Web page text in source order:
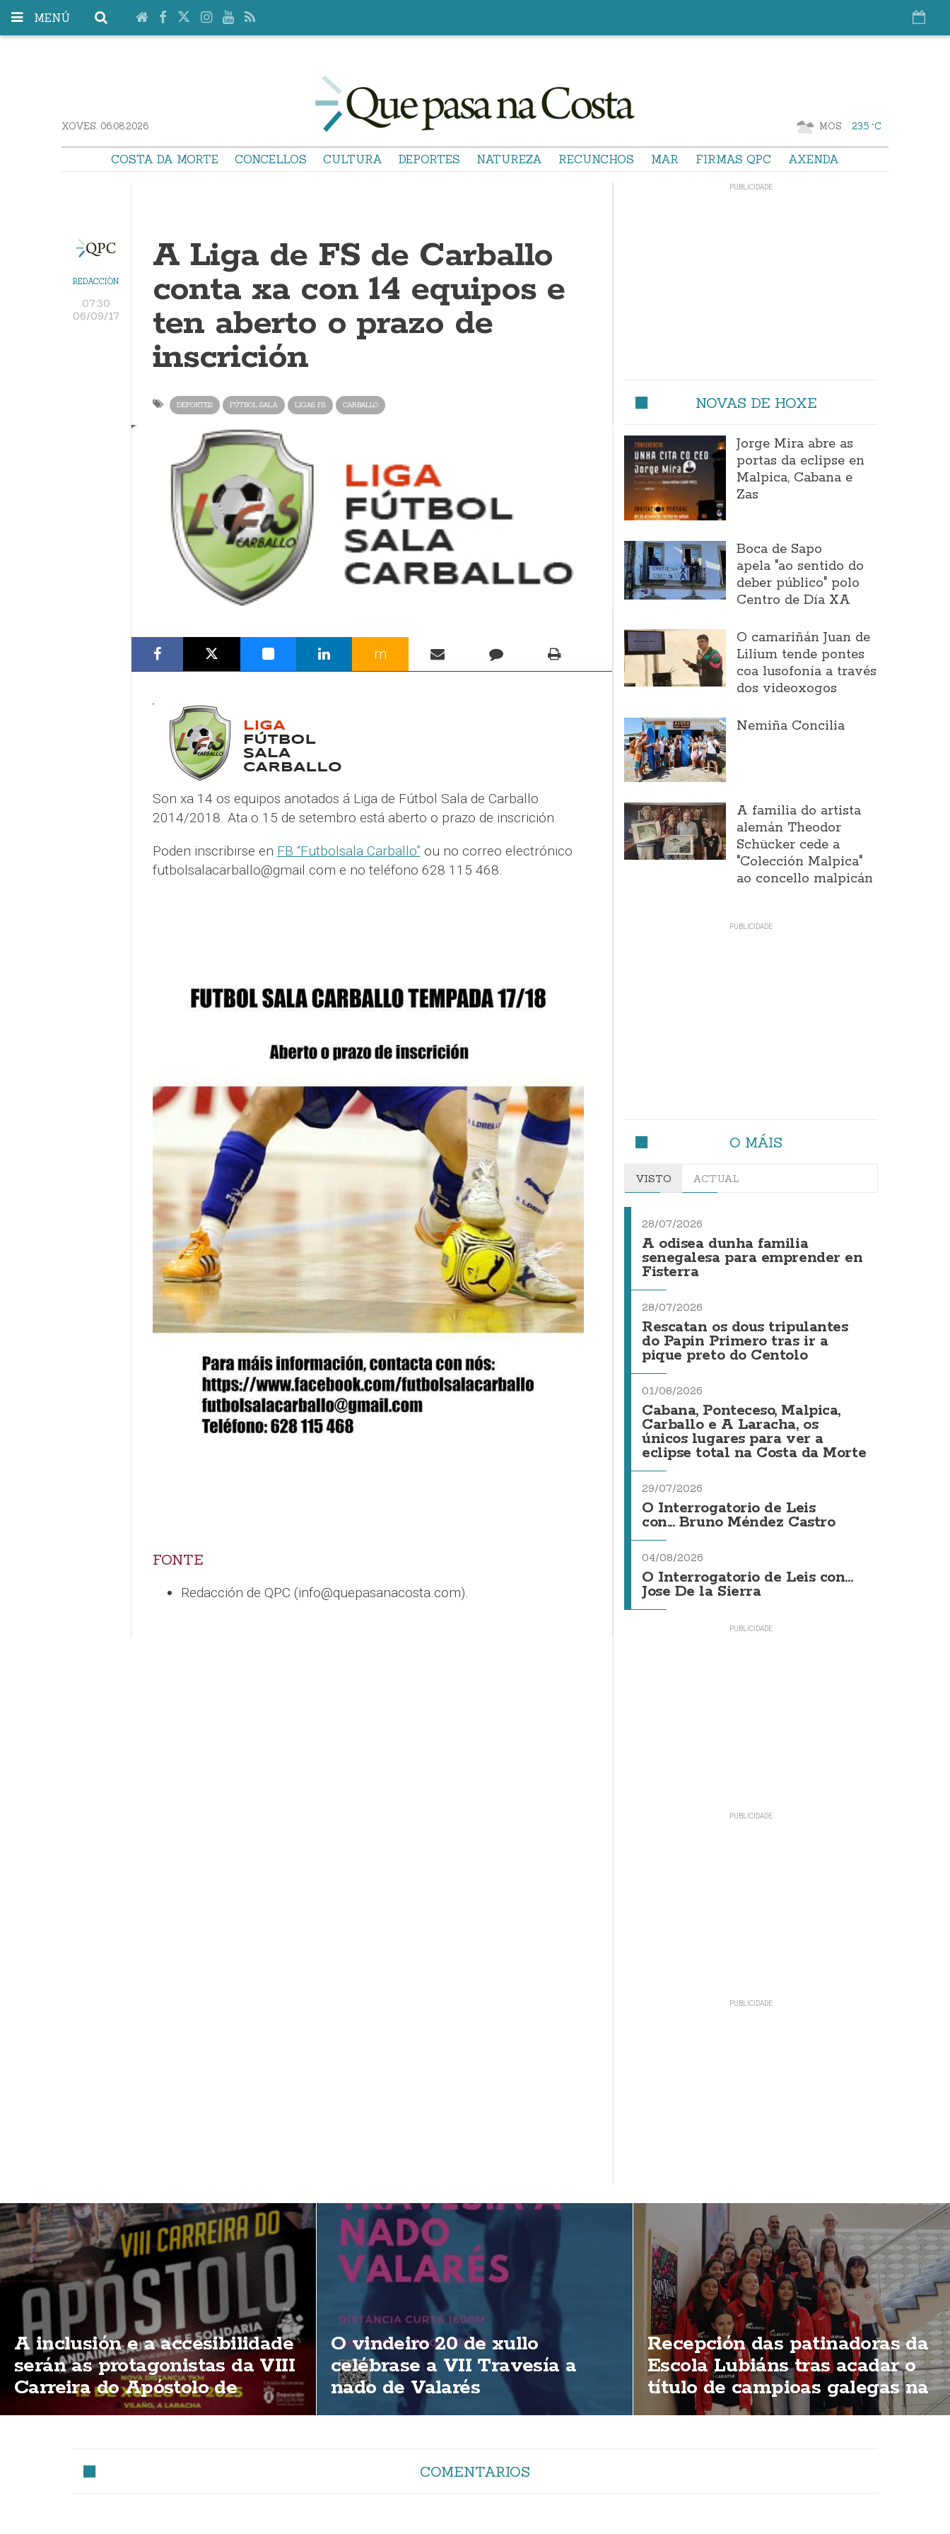
MENÚ
XOVES. 06.08.2026 MOS 23.5 °C
COSTA DA MORTE CONCELLOS CULTURA DEPORTES NATUREZA RECUNCHOS MAR FIRMAS QPC AXENDA
REDACCIÓN
07:30
06/09/17
A Liga de FS de Carballo
conta xa con 14 equipos e
ten aberto o prazo de
inscrición
DEPORTES FÚTBOL SALA LIGAS FS CARBALLO
m
Son xa 14 os equipos anotados á Liga de Fútbol Sala de Carballo
2014/2018. Ata o 15 de setembro está aberto o prazo de inscrición.
Poden inscribirse en FB “Futbolsala Carballo” ou no correo electrónico
futbolsalacarballo@gmail.com e no teléfono 628 115 468.
FONTE
Redacción de QPC (info@quepasanacosta.com).
NOVAS DE HOXE
Jorge Mira abre as
portas da eclipse en
Malpica, Cabana e
Zas
Boca de Sapo
apela "ao sentido do
deber público" polo
Centro de Día XA
O camariñán Juan de
Lilium tende pontes
coa lusofonía a través
dos videoxogos
Nemiña Concilia
A familia do artista
alemán Theodor
Schücker cede a
"Colección Malpica"
ao concello malpicán
O MÁIS
VISTO ACTUAL
28/07/2026
A odisea dunha familia
senegalesa para emprender en
Fisterra
28/07/2026
Rescatan os dous tripulantes
do Papin Primero tras ir a
pique preto do Centolo
01/08/2026
Cabana, Ponteceso, Malpica,
Carballo e A Laracha, os
únicos lugares para ver a
eclipse total na Costa da Morte
29/07/2026
O Interrogatorio de Leis
con... Bruno Méndez Castro
04/08/2026
O Interrogatorio de Leis con...
Jose De la Sierra
A inclusión e a accesibilidade
serán as protagonistas da VIII
Carreira do Apóstolo de
Vilaño
O vindeiro 20 de xullo
celébrase a VII Travesía a
nado de Valarés
Recepción das patinadoras da
Escola Lubiáns tras acadar o
título de campioas galegas na
modalidas "ShoW"
COMENTARIOS